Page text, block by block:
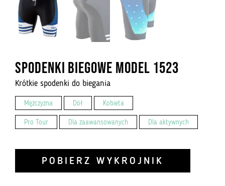
Spodenki biegowe model 1523
Krótkie spodenki do biegania
Mężczyzna Dół Kobieta
Pro Tour Dla zaawansowanych Dla aktywnych
POBIERZ WYKROJNIK